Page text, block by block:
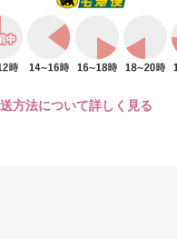
方法について詳しく見る